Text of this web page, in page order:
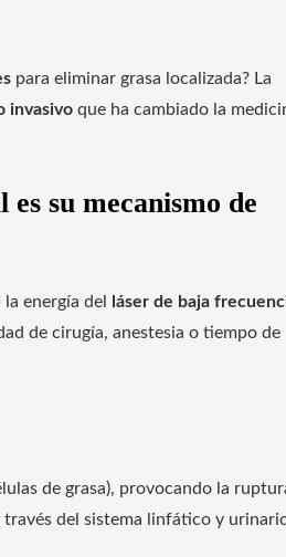
para eliminar grasa localizada? La
invasivo que ha cambiado la
su mecanismo de
energía del láser de baja
de cirugía, anestesia o tiempo de
de grasa), provocando la
través del sistema linfático y